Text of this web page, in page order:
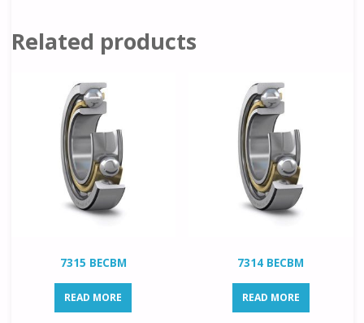
Related products
7315 BECBM
READ MORE
7314 BECBM
READ MORE